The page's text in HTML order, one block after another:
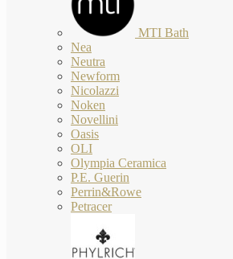
MTI Bath
Nea
Neutra
Newform
Nicolazzi
Noken
Novellini
Oasis
OLI
Olympia Ceramica
P.E. Guerin
Perrin&Rowe
Petracer